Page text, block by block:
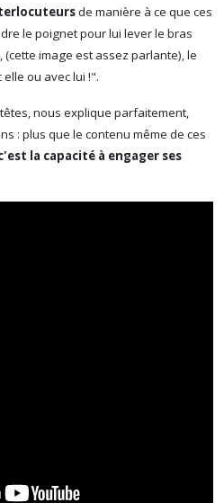
de manière à ce que ces
le poignet pour lui lever le bras
image est assez parlante), le
ou avec lui !".
nous explique parfaitement,
: plus que le contenu même de ces
la capacité à engager ses